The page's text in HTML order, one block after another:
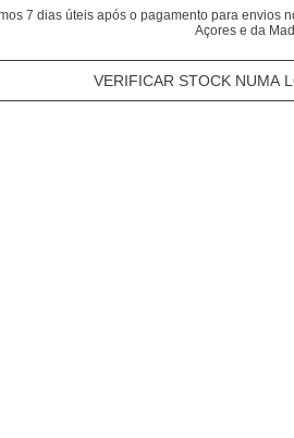
7 dias úteis após o pagamento para envios
Açores e da
VERIFICAR STOCK NUMA